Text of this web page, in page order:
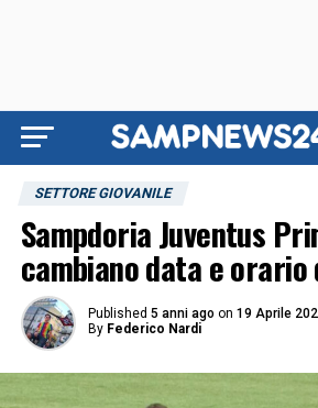
SETTORE GIOVANILE
Sampdoria Juventus
cambiano data e
Published 5 anni ago on 19 Aprile
By Federico Nardi